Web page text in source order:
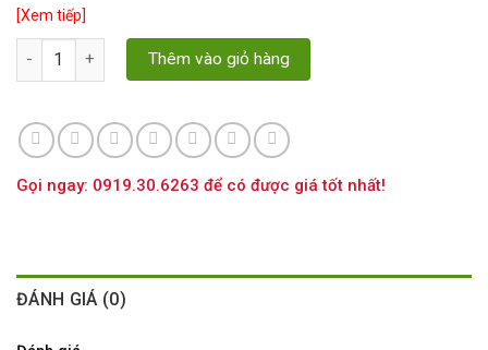
[Xem tiếp]
Số lượng Thêm vào giỏ hàng
Gọi ngay: 0919.30.6263 để có được giá tốt nhất!
ĐÁNH GIÁ (0)